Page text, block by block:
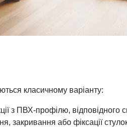
класичному варіанту:
з ПВХ-профілю, відповідного
закривання або фіксації